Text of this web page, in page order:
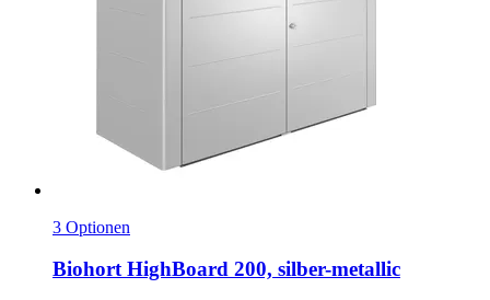
3 Optionen
BiohortHighBoard 200, silber-​metallic